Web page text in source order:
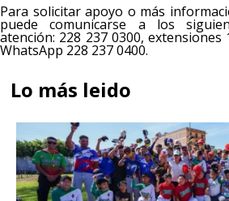
Para solicitar apoyo o más
puede comunicarse a los
atención: 228 237 0300, extensiones
WhatsApp 228 237 0400.
Lo más leido